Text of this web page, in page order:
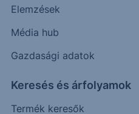
Elemzések
Média hub
Gazdasági adatok
Keresés és árfolyamok
Termék keresők
Az EKB novemberi
továbbra is 2,8%-os